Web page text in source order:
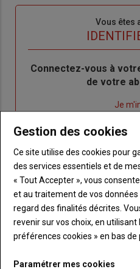
Vous êtes
Body
Connectez-vous à
de votre
un
nouveau
compte"
Je
"Réinitialiser
votre
passe"
connecte"
Je me
Sous-
titre
Vous n'êtes
TITRE CRÉEZ
BodyChoisissez votre
Gestion des cookies
Ce site utilise des cookies pour
des services essentiels et de
« Tout Accepter », vous
et au traitement de vos
regard des finalités décrites.
revenir sur vos choix, en utilisant
préférences cookies » en bas de
Paramétrer mes cookies